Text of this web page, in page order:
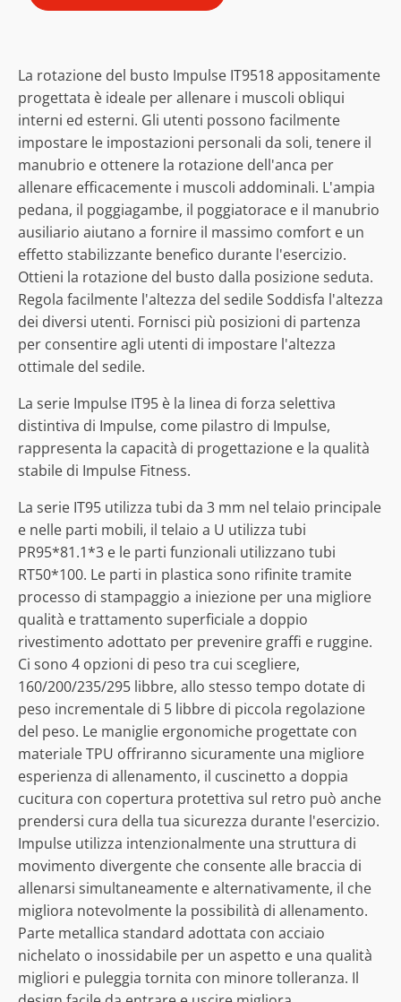
La rotazione del busto Impulse IT9518 appositamente
progettata è ideale per allenare i muscoli obliqui
interni ed esterni. Gli utenti possono facilmente
impostare le impostazioni personali da soli, tenere il
manubrio e ottenere la rotazione dell'anca per
allenare efficacemente i muscoli addominali. L'ampia
pedana, il poggiagambe, il poggiatorace e il manubrio
ausiliario aiutano a fornire il massimo comfort e un
effetto stabilizzante benefico durante l'esercizio.
Ottieni la rotazione del busto dalla posizione seduta.
Regola facilmente l'altezza del sedile Soddisfa l'altezza
dei diversi utenti. Fornisci più posizioni di partenza
per consentire agli utenti di impostare l'altezza
ottimale del sedile.
La serie Impulse IT95 è la linea di forza selettiva
distintiva di Impulse, come pilastro di Impulse,
rappresenta la capacità di progettazione e la qualità
stabile di Impulse Fitness.
La serie IT95 utilizza tubi da 3 mm nel telaio principale
e nelle parti mobili, il telaio a U utilizza tubi
PR95*81.1*3 e le parti funzionali utilizzano tubi
RT50*100. Le parti in plastica sono rifinite tramite
processo di stampaggio a iniezione per una migliore
qualità e trattamento superficiale a doppio
rivestimento adottato per prevenire graffi e ruggine.
Ci sono 4 opzioni di peso tra cui scegliere,
160/200/235/295 libbre, allo stesso tempo dotate di
peso incrementale di 5 libbre di piccola regolazione
del peso. Le maniglie ergonomiche progettate con
materiale TPU offriranno sicuramente una migliore
esperienza di allenamento, il cuscinetto a doppia
cucitura con copertura protettiva sul retro può anche
prendersi cura della tua sicurezza durante l'esercizio.
Impulse utilizza intenzionalmente una struttura di
movimento divergente che consente alle braccia di
allenarsi simultaneamente e alternativamente, il che
migliora notevolmente la possibilità di allenamento.
Parte metallica standard adottata con acciaio
nichelato o inossidabile per un aspetto e una qualità
migliori e puleggia tornita con minore tolleranza. Il